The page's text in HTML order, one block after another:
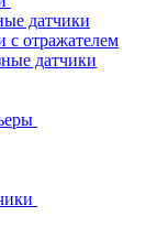
датчики
с отражателем
датчики